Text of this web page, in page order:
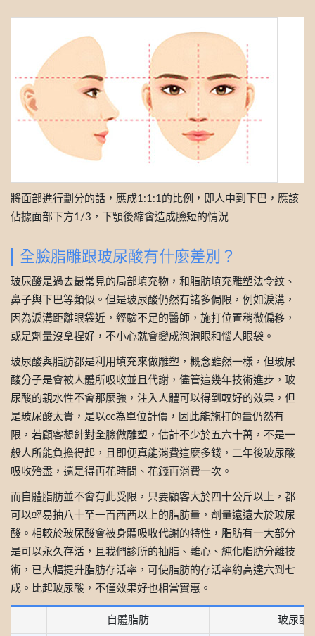
將面部進行劃分的話，應成1:1:1的比例，即人中到下巴，應該
佔據面部下方1/3，下顎後縮會造成臉短的情況
全臉脂雕跟玻尿酸有什麼差別？
玻尿酸是過去最常見的局部填充物，和脂肪填充雕塑法令紋、
鼻子與下巴等類似。但是玻尿酸仍然有諸多侷限，例如淚溝，
因為淚溝距離眼袋近，經驗不足的醫師，施打位置稍微偏移，
或是劑量沒拿捏好，不小心就會變成泡泡眼和惱人眼袋。
玻尿酸與脂肪都是利用填充來做雕塑，概念雖然一樣，但玻尿
酸分子是會被人體所吸收並且代謝，儘管這幾年技術進步，玻
尿酸的親水性不會那麼強，注入人體可以得到較好的效果，但
是玻尿酸太貴，是以cc為單位計價，因此能施打的量仍然有
限，若顧客想針對全臉做雕塑，估計不少於五六十萬，不是一
般人所能負擔得起，且即便真能消費這麼多錢，二年後玻尿酸
吸收殆盡，還是得再花時間、花錢再消費一次。
而自體脂肪並不會有此受限，只要顧客大於四十公斤以上，都
可以輕易抽八十至一百西西以上的脂肪量，劑量遠遠大於玻尿
酸。相較於玻尿酸會被身體吸收代謝的特性，脂肪有一大部分
是可以永久存活，且我們診所的抽脂、離心、純化脂肪分離技
術，已大幅提升脂肪存活率，可使脂肪的存活率約高達六到七
成。比起玻尿酸，不僅效果好也相當實惠。
自體脂肪 玻尿酸